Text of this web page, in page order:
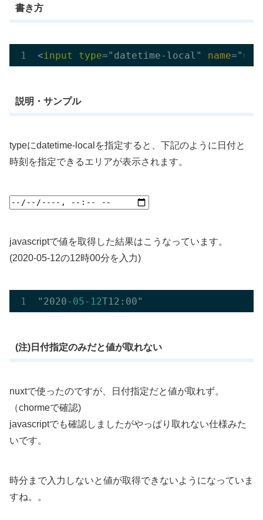
書き方
<input type="datetime-local" name
説明・サンプル
typeにdatetime-localを指定すると、下記のように日付と
時刻を指定できるエリアが表示されます。
javascriptで値を取得した結果はこうなっています。
(2020-05-12の12時00分を入力)
"2020-05-12
(注)日付指定のみだと値が取れない
nuxtで使ったのですが、日付指定だと値が取れず。
（chormeで確認)
javascriptでも確認しましたがやっぱり取れない仕様みた
いです。
時分まで入力しないと値が取得できないようになっていま
すね。。